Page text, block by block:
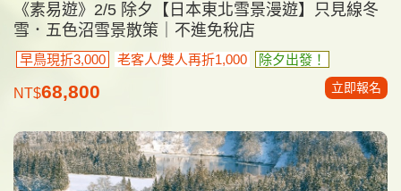
《素易遊》2/5 除夕【日本東北雪景漫遊】只見線冬
雪．五色沼雪景散策｜不進免稅店
早鳥現折3,000 老客人/雙人再折1,000 除夕出發！
NT$68,800 立即報名